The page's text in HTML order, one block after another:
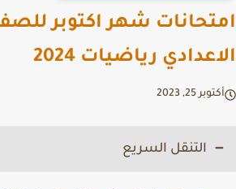
شهر اكتوبر للصف
رياضيات 2024
25, 2023
التنقل السريع